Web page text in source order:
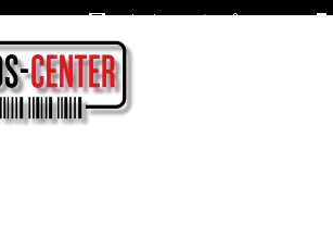
Oslagbara priser året om